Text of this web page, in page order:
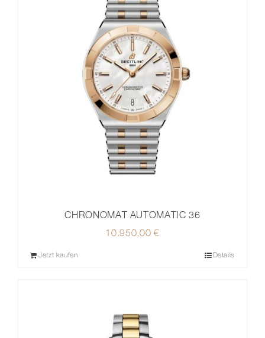
CHRONOMAT AUTOMATIC 36
10.950,00 €
Jetzt kaufen Details